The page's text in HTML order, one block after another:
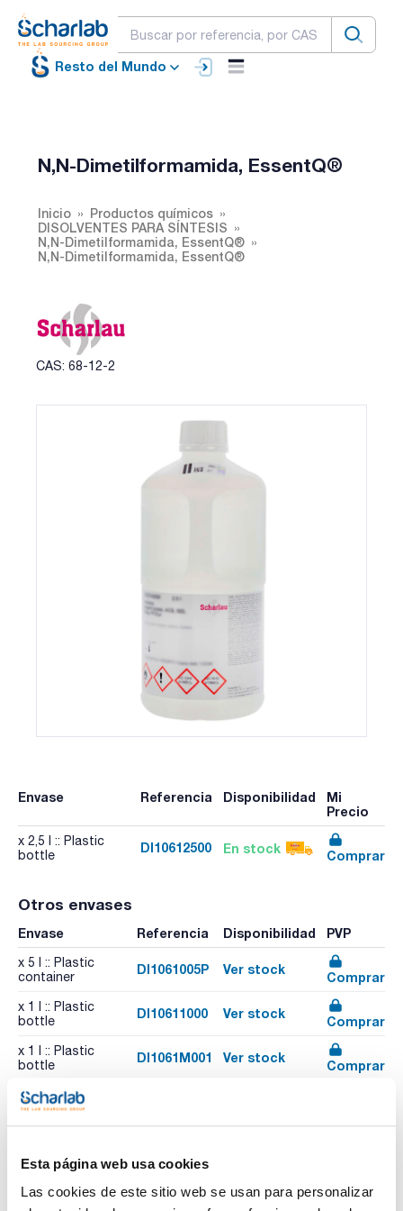
Esta página web usa cookies
Las cookies de este sitio web se usan para personalizar
Resto del Mundo
N,N-Dimetilformamida, EssentQ®
Inicio
Productos químicos
DISOLVENTES PARA SÍNTESIS
N,N-Dimetilformamida, EssentQ®
N,N-Dimetilformamida, EssentQ®
CAS: 68-12-2
Envase Referencia Disponibilidad
Mi
Precio
x 2,5 l :: Plastic
bottle
DI10612500 En stock Comprar
Otros envases
Envase Referencia Disponibilidad PVP
x 5 l :: Plastic
container
DI1061005P Ver stock
Comprar
x 1 l :: Plastic
bottle
DI10611000 Ver stock
Comprar
x 1 l :: Plastic
bottle
DI1061M001 Ver stock
Comprar